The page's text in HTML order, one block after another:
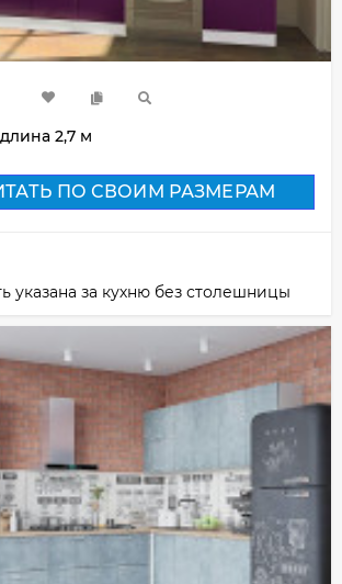
2,7 м
ПО СВОИМ РАЗМЕРАМ
указана за кухню без столешницы